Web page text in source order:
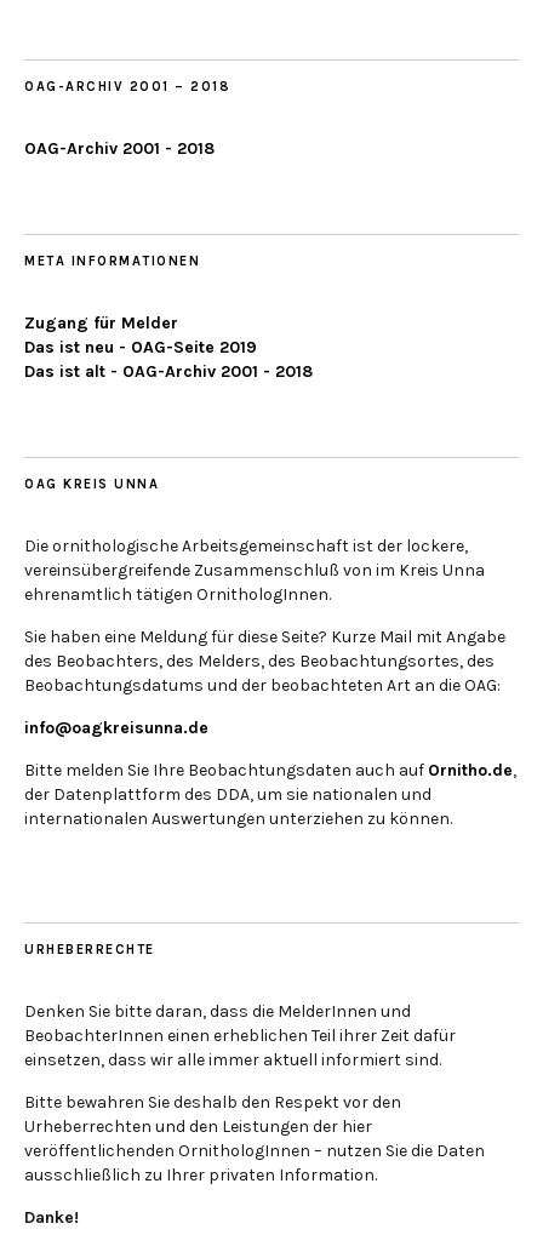
OAG-ARCHIV 2001 – 2018
OAG-Archiv 2001 - 2018
META INFORMATIONEN
Zugang für Melder
Das ist neu - OAG-Seite 2019
Das ist alt - OAG-Archiv 2001 - 2018
OAG KREIS UNNA
Die ornithologische Arbeitsgemeinschaft ist der lockere,
vereinsübergreifende Zusammenschluß von im Kreis Unna
ehrenamtlich tätigen OrnithologInnen.
Sie haben eine Meldung für diese Seite? Kurze Mail mit Angabe
des Beobachters, des Melders, des Beobachtungsortes, des
Beobachtungsdatums und der beobachteten Art an die OAG:
info@oagkreisunna.de
Bitte melden Sie Ihre Beobachtungsdaten auch auf Ornitho.de,
der Datenplattform des DDA, um sie nationalen und
internationalen Auswertungen unterziehen zu können.
URHEBERRECHTE
Denken Sie bitte daran, dass die MelderInnen und
BeobachterInnen einen erheblichen Teil ihrer Zeit dafür
einsetzen, dass wir alle immer aktuell informiert sind.
Bitte bewahren Sie deshalb den Respekt vor den
Urheberrechten und den Leistungen der hier
veröffentlichenden OrnithologInnen – nutzen Sie die Daten
ausschließlich zu Ihrer privaten Information.
Danke!